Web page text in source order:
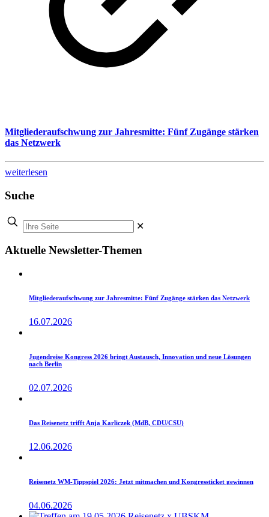
Mitgliederaufschwung zur Jahresmitte: Fünf Zugänge stärken
das Netzwerk
weiterlesen
Suche
✕
Aktuelle Newsletter-Themen
Mitgliederaufschwung zur Jahresmitte: Fünf Zugänge stärken das Netzwerk
16.07.2026
Jugendreise Kongress 2026 bringt Austausch, Innovation und neue Lösungen
nach Berlin
02.07.2026
Das Reisenetz trifft Anja Karliczek (MdB, CDU/CSU)
12.06.2026
Reisenetz WM-Tippspiel 2026: Jetzt mitmachen und Kongressticket gewinnen
04.06.2026